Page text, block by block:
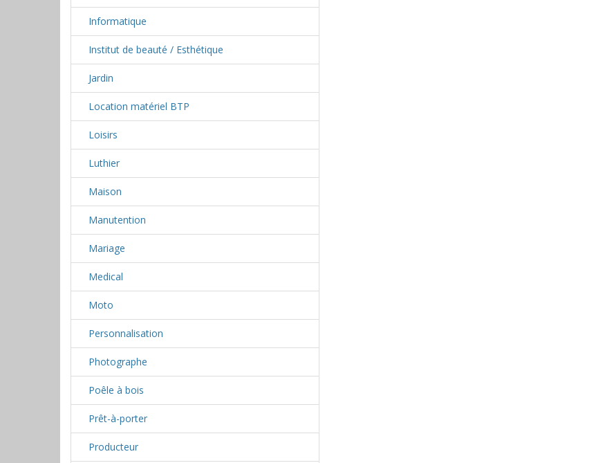
Informatique
Institut de beauté / Esthétique
Jardin
Location matériel BTP
Loisirs
Luthier
Maison
Manutention
Mariage
Medical
Moto
Personnalisation
Photographe
Poêle à bois
Prêt-à-porter
Producteur